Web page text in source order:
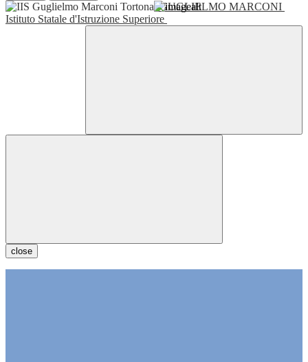
GUGLIELMO MARCONI
Istituto Statale d'Istruzione Superiore
close